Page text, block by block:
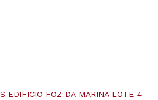
EDIFICIO FOZ DA MARINA LOTE 4